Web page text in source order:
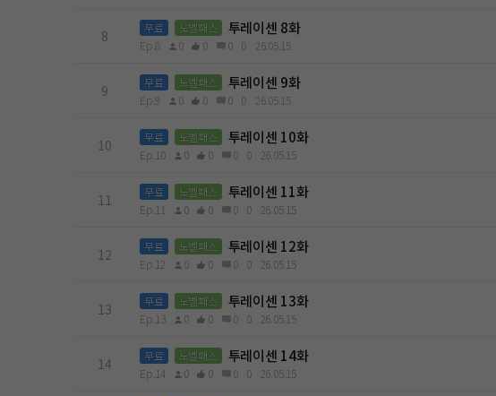
8 무료 노벨패스 투레이센 8화
Ep.8 0 0 0 0 26.05.15
9 무료 노벨패스 투레이센 9화
Ep.9 0 0 0 0 26.05.15
10 무료 노벨패스 투레이센 10화
Ep.10 0 0 0 0 26.05.15
11 무료 노벨패스 투레이센 11화
Ep.11 0 0 0 0 26.05.15
12 무료 노벨패스 투레이센 12화
Ep.12 0 0 0 0 26.05.15
13 무료 노벨패스 투레이센 13화
Ep.13 0 0 0 0 26.05.15
14 무료 노벨패스 투레이센 14화
Ep.14 0 0 0 0 26.05.15